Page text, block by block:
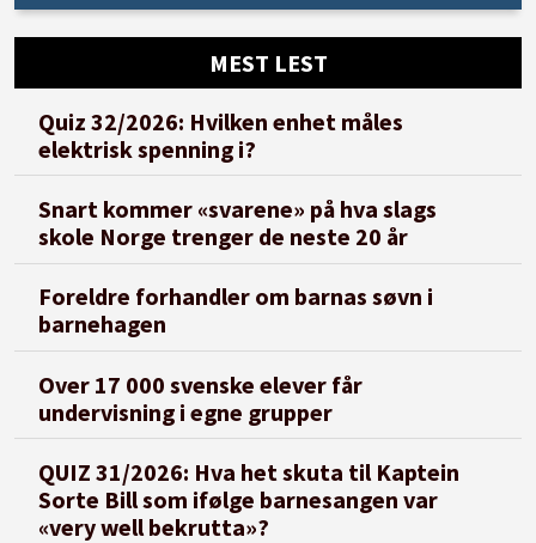
MEST LEST
Quiz 32/2026: Hvilken enhet måles
elektrisk spenning i?
Snart kommer «svarene» på hva slags
skole Norge trenger de neste 20 år
Foreldre forhandler om barnas søvn i
barnehagen
Over 17 000 svenske elever får
undervisning i egne grupper
QUIZ 31/2026: Hva het skuta til Kaptein
Sorte Bill som ifølge barnesangen var
«very well bekrutta»?